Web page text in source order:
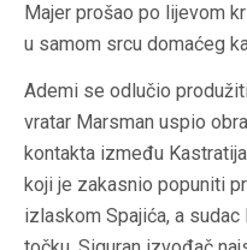
Majer prošao po lijevom
u samom srcu domaćeg
Ademi se odlučio
vratar Marsman uspio
kontakta između
koji je zakasnio popuniti
izlaskom Spajića, a sudac